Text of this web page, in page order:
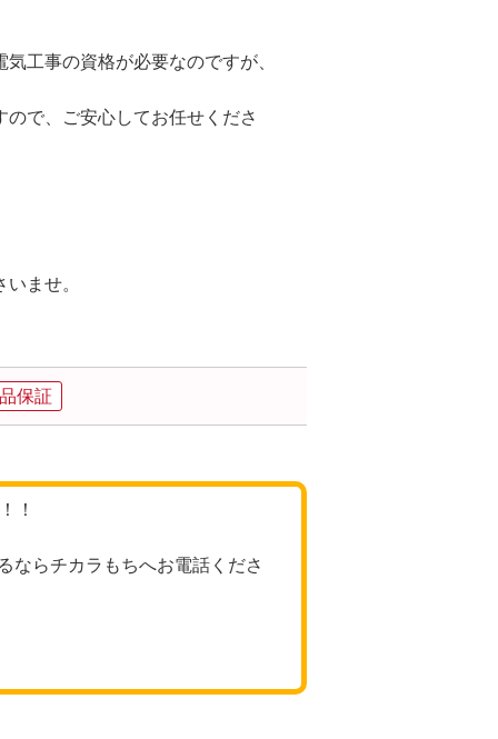
工事の資格が必要なのですが、
で、ご安心してお任せくださ
ませ。
保証
！
ならチカラもちへお電話くださ